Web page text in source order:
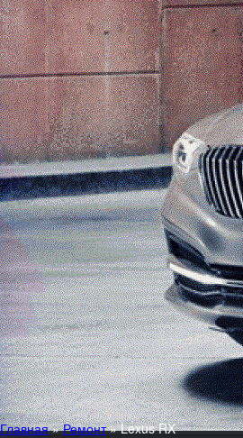
Главная»Ремонт»Lexus RX